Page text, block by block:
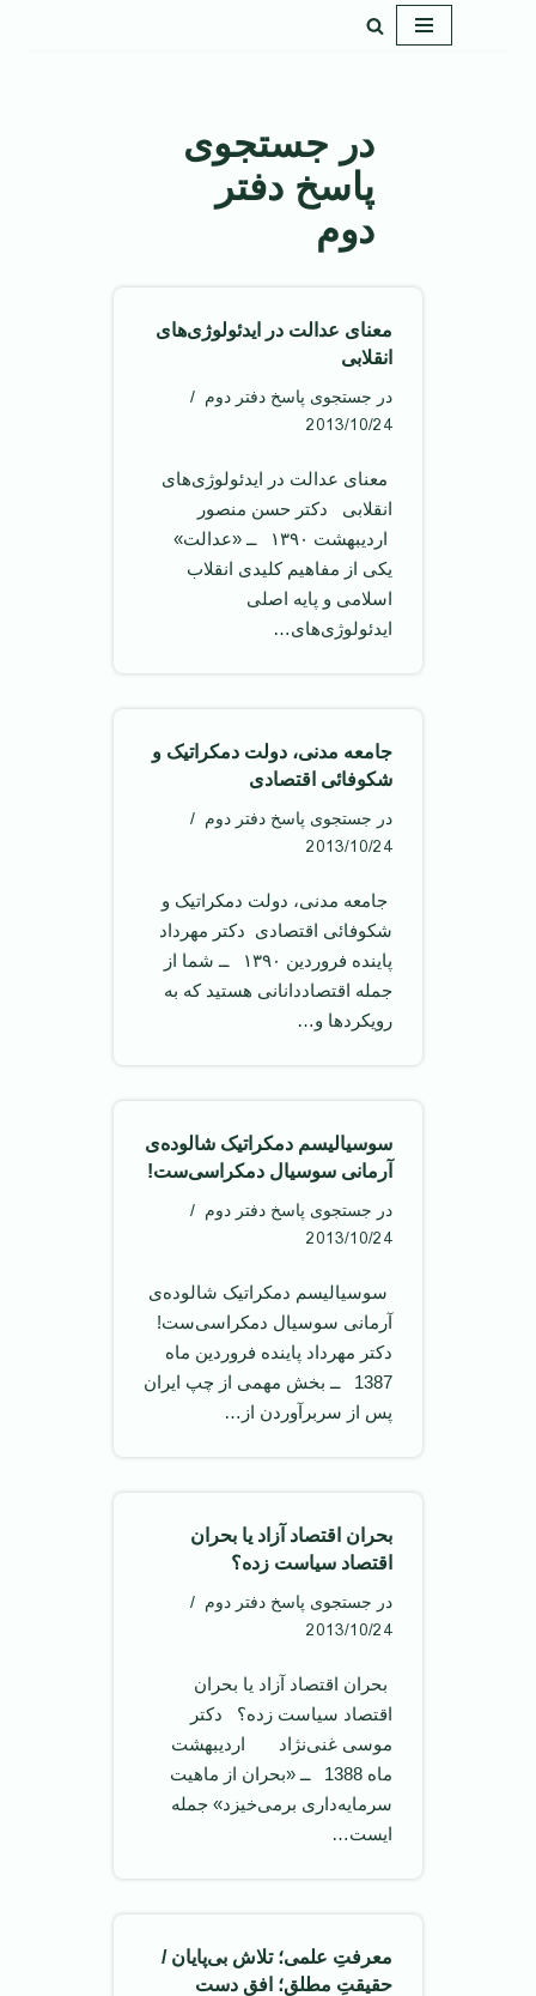
در جستجوی
پاسخ دفتر
دوم
معنای عدالت در ایدئولوژی‌های
انقلابی
در جستجوی پاسخ دفتر دوم
2013/10/24
‌ معنای عدالت در ایدئولوژی‌های
انقلابی ‌ دکتر حسن منصور
اردیبهشت ۱۳۹۰ ‌ ــ «عدالت»
یکی از مفاهیم کلیدی انقلاب
اسلامی و پایه اصلی
ایدئولوژی‌های…
جامعه مدنی، دولت دمکراتیک و
شکوفائی اقتصادی
در جستجوی پاسخ دفتر دوم
2013/10/24
‌ جامعه مدنی، دولت دمکراتیک و
شکوفائی اقتصادی ‌ دکتر مهرداد
پاینده فروردین ۱۳۹۰ ‌ ــ شما از
جمله اقتصاددانانی هستید که به
رویکرد‌ها و…
سوسیالیسم دمکراتیک شالوده‌ی
آرمانی سوسیال دمکراسی‌ست!
در جستجوی پاسخ دفتر دوم
2013/10/24
‌ سوسیالیسم دمکراتیک شالوده‌ی
آرمانی سوسیال دمکراسی‌ست! ‌
دکتر مهرداد پاینده فروردین ماه
1387 ‌ ــ بخش مهمی از چپ ایران
پس از سربرآوردن از…
بحران اقتصاد آزاد یا بحران
اقتصاد سیاست زده؟
در جستجوی پاسخ دفتر دوم
2013/10/24
‌ بحران اقتصاد آزاد یا بحران
اقتصاد سیاست زده؟ ‌ دکتر
موسی غنی‌نژاد اردیبهشت
ماه 1388 ‌ ــ «بحران از ماهیت
سرمایه‌‌داری برمی‌خیزد» جمله
ایست…
معرفتِ علمی؛ تلاش بی‌پایان /
حقیقتِ مطلق؛ افق دست